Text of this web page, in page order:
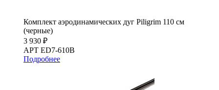
Комплект аэродинамических дуг Piligrim 110 см
(черные)
3 930 ₽
АРТ ED7-610B
Подробнее